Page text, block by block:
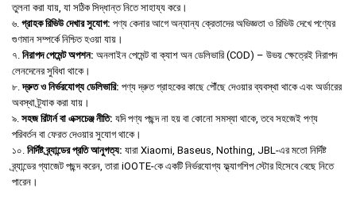
তুলনা করা যায়, যা সঠিক সিদ্ধান্ত নিতে সাহায্য করে।
৬. গ্রাহক রিভিউ দেখার সুযোগ: পণ্য কেনার আগে অন্যান্য ক্রেতাদের অভিজ্ঞতা ও রিভিউ দেখে পণ্যের
গুণমান সম্পর্কে নিশ্চিত হওয়া যায়।
৭. নিরাপদ পেমেন্ট অপশন: অনলাইন পেমেন্ট বা ক্যাশ অন ডেলিভারি (COD) – উভয় ক্ষেত্রেই নিরাপদ
লেনদেনের সুবিধা থাকে।
৮.দ্রুত ও নির্ভরযোগ্য ডেলিভারি: পণ্য দ্রুত গ্রাহকের কাছে পৌঁছে দেওয়ার ব্যবস্থা থাকে এবং অর্ডারের
অবস্থা ট্র্যাক করা যায়।
৯. সহজ রিটার্ন বা এক্সচেঞ্জ নীতি: যদি পণ্য পছন্দ না হয় বা কোনো সমস্যা থাকে, তবে সহজেই পণ্য
পরিবর্তন বা ফেরত দেওয়ার সুযোগ থাকে।
১০. নির্দিষ্ট ব্র্যান্ডের প্রতি আনুগত্য: যারা Xiaomi, Baseus, Nothing, JBL-এর মতো নির্দিষ্ট
ব্র্যান্ডের গ্যাজেট পছন্দ করেন, তারা iOOTE-কে একটি নির্ভরযোগ্য ফ্ল্যাগশিপ স্টোর হিসেবে বেছে নিতে
পারেন।